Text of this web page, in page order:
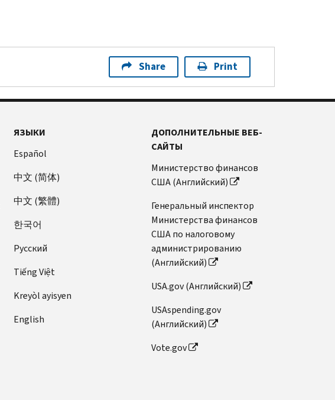
Share Print
ЯЗЫКИ
Español
中文 (简体)
中文 (繁體)
한국어
Pусский
Tiếng Việt
Kreyòl ayisyen
English
ДОПОЛНИТЕЛЬНЫЕ ВЕБ-
САЙТЫ
Министерство финансов
США (Английский)
Генеральный инспектор
Министерства финансов
США по налоговому
администрированию
(Английский)
USA.gov (Английский)
USAspending.gov
(Английский)
Vote.gov